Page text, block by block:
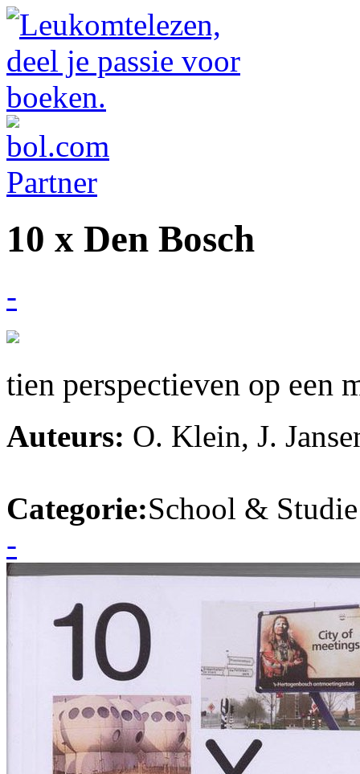
10 x Den Bosch
-
tien perspectieven op een
Auteurs: O. Klein, J.
Categorie:School &
-